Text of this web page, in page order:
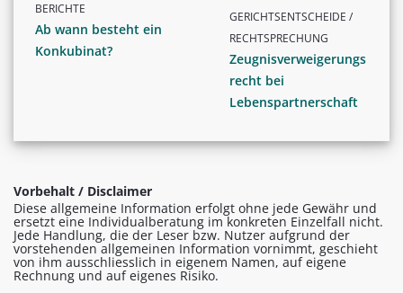
BERICHTE
Ab wann besteht ein
Konkubinat?
GERICHTSENTSCHEIDE /
RECHTSPRECHUNG
Zeugnisverweigerungs
recht bei
Lebenspartnerschaft
Vorbehalt / Disclaimer
Diese allgemeine Information erfolgt ohne jede Gewähr und
ersetzt eine Individualberatung im konkreten Einzelfall nicht.
Jede Handlung, die der Leser bzw. Nutzer aufgrund der
vorstehenden allgemeinen Information vornimmt, geschieht
von ihm ausschliesslich in eigenem Namen, auf eigene
Rechnung und auf eigenes Risiko.